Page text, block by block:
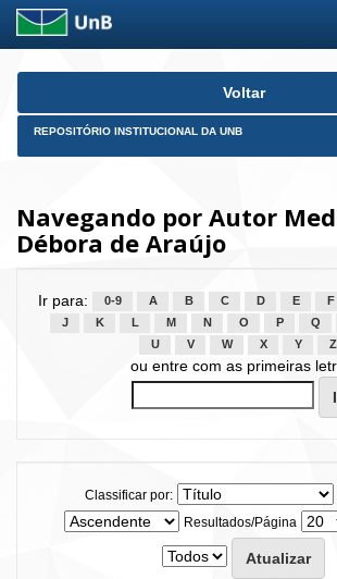
Skip
Voltar
REPOSITÓRIO INSTITUCIONAL DA UNB
Navegando por Autor
Débora de Araújo
Ir para: 0-9 A B C D E F
J
K L M N O P Q
U
V W X Y Z
ou entre com as primeiras
Classificar por:
Resultados/Página